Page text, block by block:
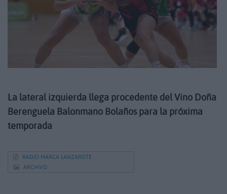
La lateral izquierda llega procedente del Vino Doña
Berenguela Balonmano Bolaños para la próxima
temporada
RADIO MARCA LANZAROTE
ARCHIVO